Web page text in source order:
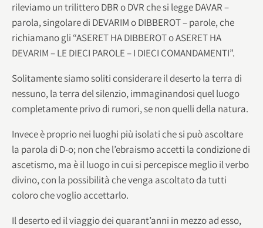
rileviamo un trilittero DBR o DVR che si legge DAVAR –
parola, singolare di DEVARIM o DIBBEROT – parole, che
richiamano gli “ASERET HA DIBBEROT o ASERET HA
DEVARIM – LE DIECI PAROLE – I DIECI COMANDAMENTI”.
Solitamente siamo soliti considerare il deserto la terra di
nessuno, la terra del silenzio, immaginandosi quel luogo
completamente privo di rumori, se non quelli della natura.
Invece è proprio nei luoghi più isolati che si può ascoltare
la parola di D-o; non che l’ebraismo accetti la condizione di
ascetismo, ma è il luogo in cui si percepisce meglio il verbo
divino, con la possibilità che venga ascoltato da tutti
coloro che voglio accettarlo.
Il deserto ed il viaggio dei quarant’anni in mezzo ad esso,